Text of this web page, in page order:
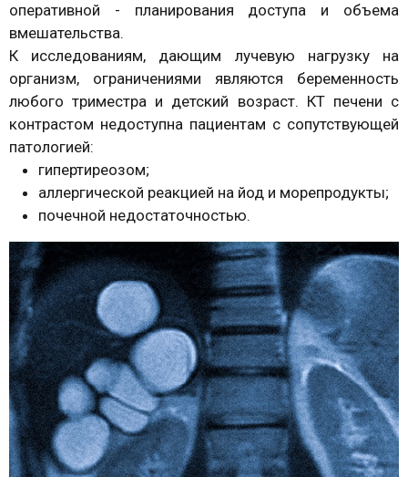
оперативной - планирования доступа и объема
вмешательства.
К исследованиям, дающим лучевую нагрузку на
организм, ограничениями являются беременность
любого триместра и детский возраст. КТ печени с
контрастом недоступна пациентам с сопутствующей
патологией:
гипертиреозом;
аллергической реакцией на йод и морепродукты;
почечной недостаточностью.